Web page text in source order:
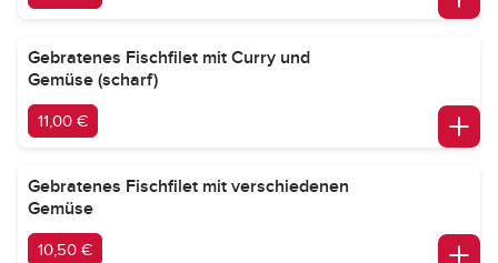
Gebratenes Fischfilet mit Curry und
Gemüse (scharf)
11,00 €
Gebratenes Fischfilet mit verschiedenen
Gemüse
10,50 €